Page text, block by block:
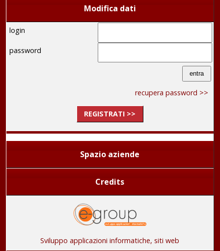
Modifica dati
login
password
recupera password >>
REGISTRATI >>
Spazio aziende
Credits
Sviluppo applicazioni informatiche, siti web